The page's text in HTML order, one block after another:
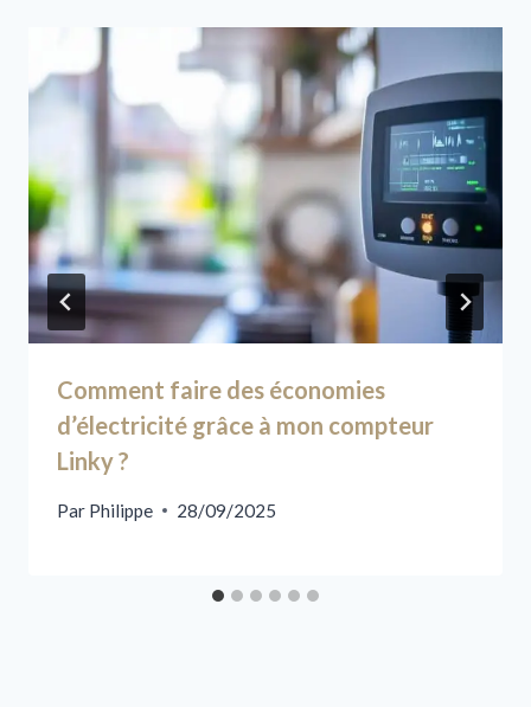
Comment faire des économies
d’électricité grâce à mon compteur
Linky ?
Par Philippe 28/09/2025